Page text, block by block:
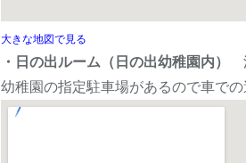
大きな地図で見る
・日の出ルーム（日の出幼稚園内）
幼稚園の指定駐車場があるので車での